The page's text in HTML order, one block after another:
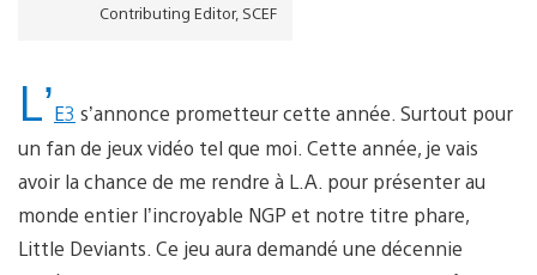
Contributing Editor, SCEF
L’E3 s’annonce prometteur cette année. Surtout pour
un fan de jeux vidéo tel que moi. Cette année, je vais
avoir la chance de me rendre à L.A. pour présenter au
monde entier l’incroyable NGP et notre titre phare,
Little Deviants. Ce jeu aura demandé une décennie